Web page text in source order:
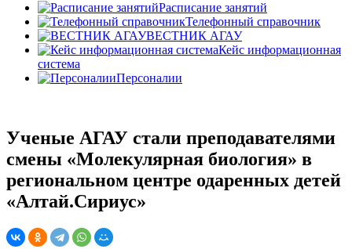
Расписание занятий
Телефонный справочник
ВЕСТНИК АГАУ
Кейс информационная
система
Персоналии
Ученые АГАУ стали преподавателями
смены «Молекулярная биология» в
региональном центре одаренных детей
«Алтай.Сириус»